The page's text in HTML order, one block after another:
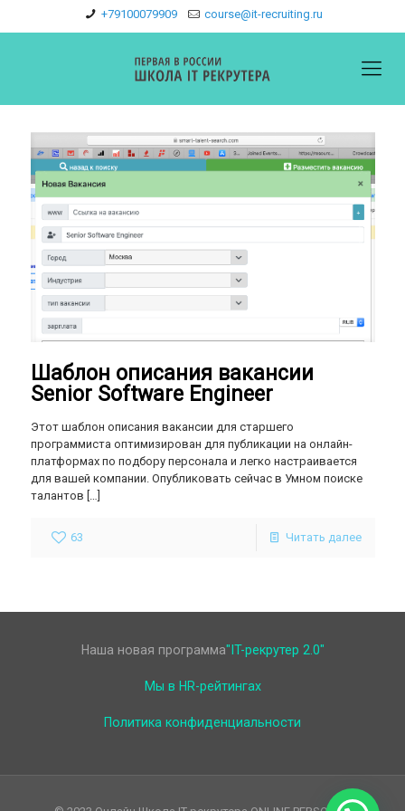
+79100079909 course@it-recruiting.ru
Шаблон описания вакансии
Senior Software Engineer
Этот шаблон описания вакансии для старшего
программиста оптимизирован для публикации на онлайн-
платформах по подбору персонала и легко настраивается
для вашей компании. Опубликовать сейчас в Умном поиске
талантов […]
63 Читать далее
Наша новая программа"IT-рекрутер 2.0"
Мы в HR-рейтингах
Политика конфиденциальности